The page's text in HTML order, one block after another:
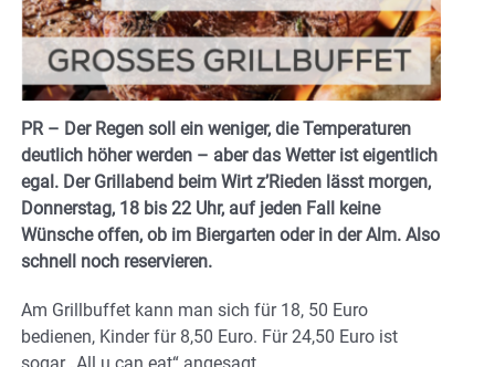
PR – Der Regen soll ein weniger, die Temperaturen
deutlich höher werden – aber das Wetter ist eigentlich
egal. Der Grillabend beim Wirt z’Rieden lässt morgen,
Donnerstag, 18 bis 22 Uhr, auf jeden Fall keine
Wünsche offen, ob im Biergarten oder in der Alm. Also
schnell noch reservieren.
Am Grillbuffet kann man sich für 18, 50 Euro
bedienen, Kinder für 8,50 Euro. Für 24,50 Euro ist